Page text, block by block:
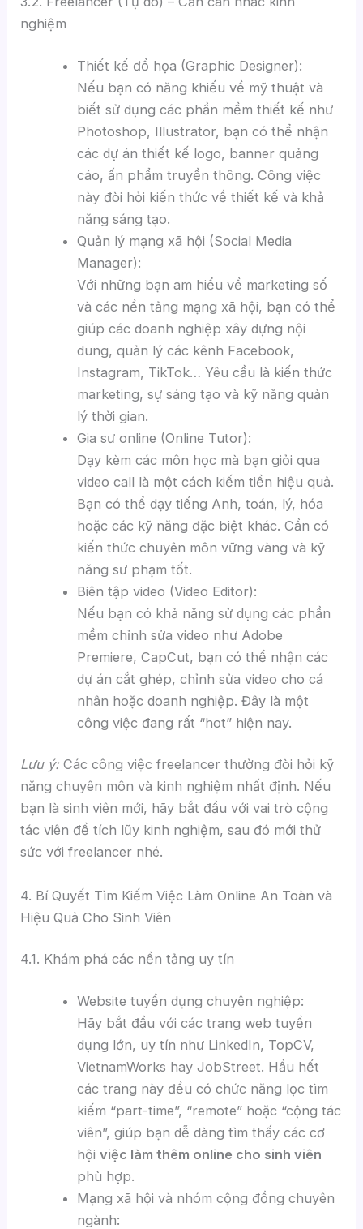
nghiệm
Thiết kế đồ họa (Graphic Designer):
Nếu bạn có năng khiếu về mỹ thuật và
biết sử dụng các phần mềm thiết kế như
Photoshop, Illustrator, bạn có thể nhận
các dự án thiết kế logo, banner quảng
cáo, ấn phẩm truyền thông. Công việc
này đòi hỏi kiến thức về thiết kế và khả
năng sáng tạo.
Quản lý mạng xã hội (Social Media
Manager):
Với những bạn am hiểu về marketing số
và các nền tảng mạng xã hội, bạn có thể
giúp các doanh nghiệp xây dựng nội
dung, quản lý các kênh Facebook,
Instagram, TikTok… Yêu cầu là kiến thức
marketing, sự sáng tạo và kỹ năng quản
lý thời gian.
Gia sư online (Online Tutor):
Dạy kèm các môn học mà bạn giỏi qua
video call là một cách kiếm tiền hiệu quả.
Bạn có thể dạy tiếng Anh, toán, lý, hóa
hoặc các kỹ năng đặc biệt khác. Cần có
kiến thức chuyên môn vững vàng và kỹ
năng sư phạm tốt.
Biên tập video (Video Editor):
Nếu bạn có khả năng sử dụng các phần
mềm chỉnh sửa video như Adobe
Premiere, CapCut, bạn có thể nhận các
dự án cắt ghép, chỉnh sửa video cho cá
nhân hoặc doanh nghiệp. Đây là một
công việc đang rất “hot” hiện nay.
Lưu ý:Các công việc freelancer thường đòi hỏi kỹ
năng chuyên môn và kinh nghiệm nhất định. Nếu
bạn là sinh viên mới, hãy bắt đầu với vai trò cộng
tác viên để tích lũy kinh nghiệm, sau đó mới thử
sức với freelancer nhé.
4. Bí Quyết Tìm Kiếm Việc Làm Online An Toàn và
Hiệu Quả Cho Sinh Viên
4.1. Khám phá các nền tảng uy tín
Website tuyển dụng chuyên nghiệp:
Hãy bắt đầu với các trang web tuyển
dụng lớn, uy tín như LinkedIn, TopCV,
VietnamWorks hay JobStreet. Hầu hết
các trang này đều có chức năng lọc tìm
kiếm “part-time”, “remote” hoặc “cộng tác
viên”, giúp bạn dễ dàng tìm thấy các cơ
hội việc làm thêm online cho sinh viên
phù hợp.
Mạng xã hội và nhóm cộng đồng chuyên
ngành: